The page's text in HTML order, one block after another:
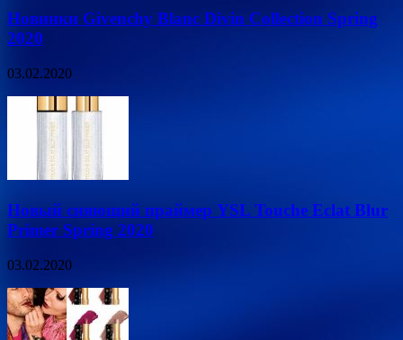
Новинки Givenchy Blanc Divin Collection Spring
2020
03.02.2020
Новый сияющий праймер YSL Touche Eclat Blur
Primer Spring 2020
03.02.2020